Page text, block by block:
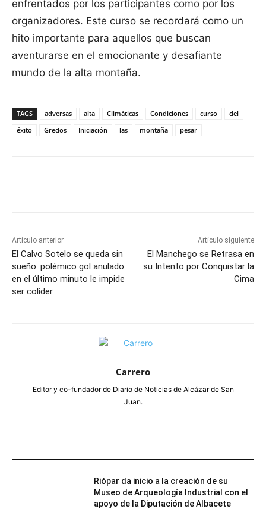
enfrentados por los participantes como por los
organizadores. Este curso se recordará como un
hito importante para aquellos que buscan
aventurarse en el emocionante y desafiante
mundo de la alta montaña.
TAGS adversas alta Climáticas Condiciones curso
del
éxito
Gredos Iniciación las montaña pesar
Artículo anterior
El Calvo Sotelo se queda sin
sueño: polémico gol anulado
en el último minuto le impide
ser colíder
Artículo siguiente
El Manchego se Retrasa en
su Intento por Conquistar la
Cima
Carrero
Editor y co-fundador de Diario de Noticias de Alcázar de San
Juan.
Riópar da inicio a la creación de su
Museo de Arqueología Industrial con el
apoyo de la Diputación de Albacete